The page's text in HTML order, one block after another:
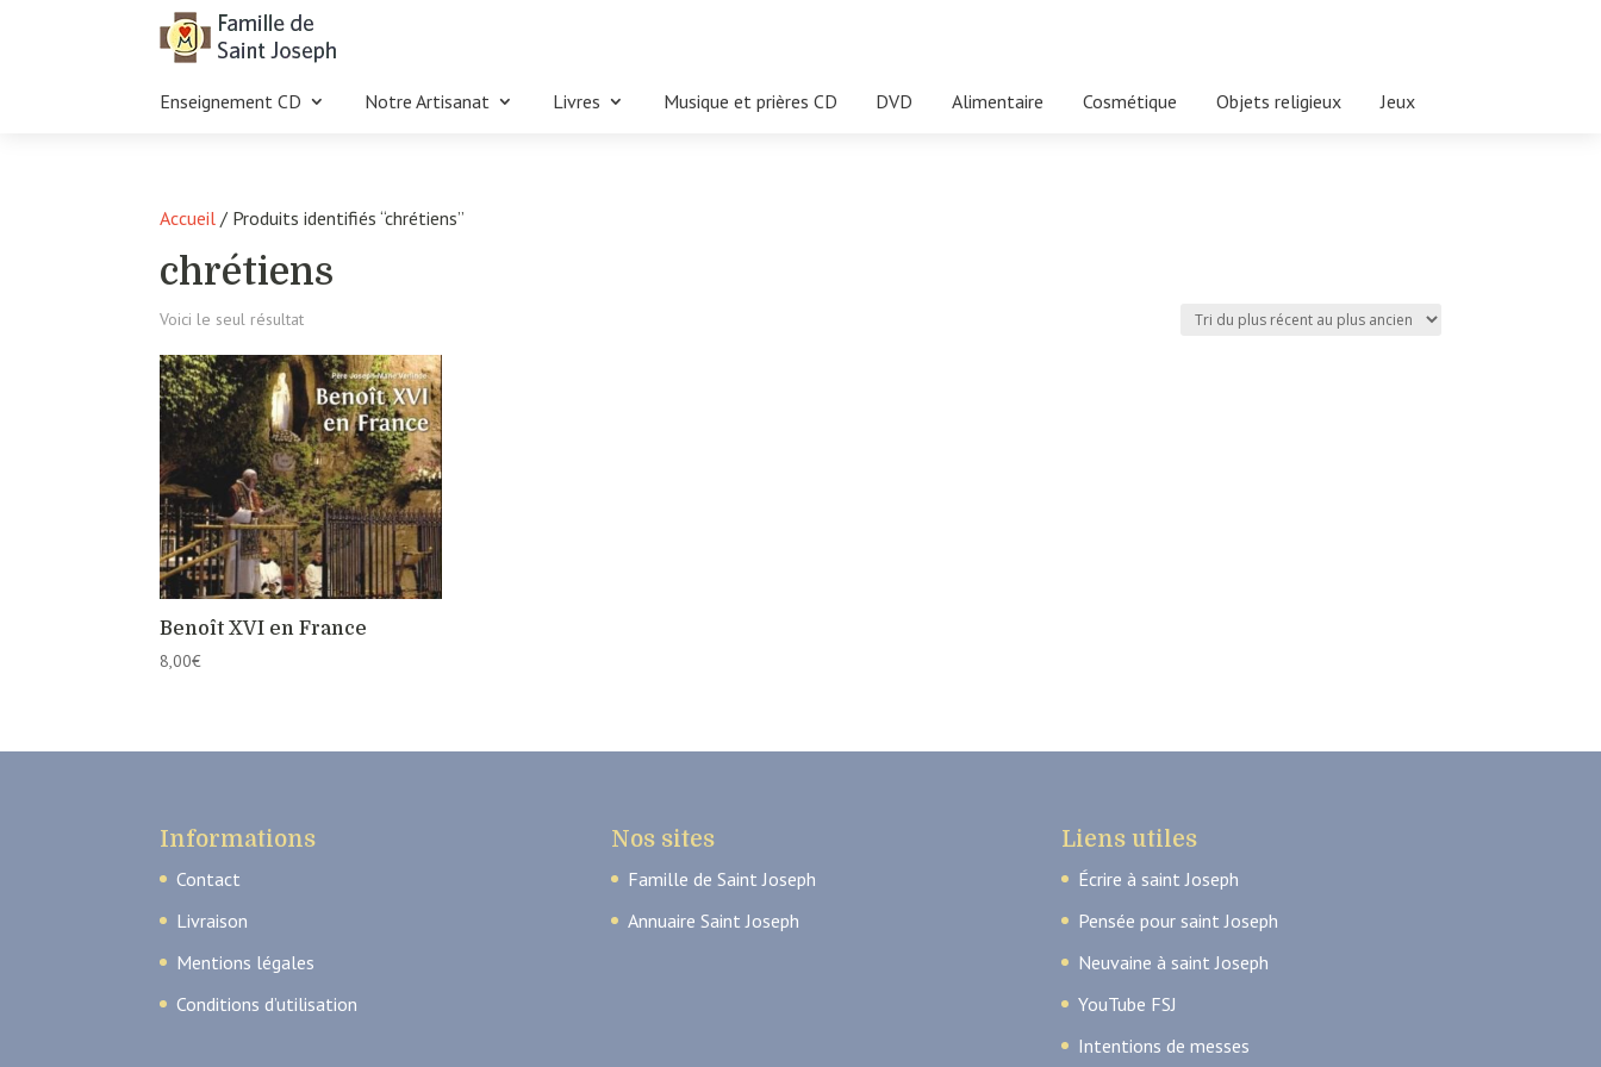
Enseignement CD Notre Artisanat Livres Musique et prières CD DVD Alimentaire Cosmétique Objets religieux Jeux
Accueil / Produits identifiés “chrétiens”
chrétiens
Voici le seul résultat
Benoît XVI en France
8,00€
Informations
Contact
Livraison
Mentions légales
Conditions d’utilisation
Nos sites
Famille de Saint Joseph
Annuaire Saint Joseph
Liens utiles
Écrire à saint Joseph
Pensée pour saint Joseph
Neuvaine à saint Joseph
YouTube FSJ
Intentions de messes